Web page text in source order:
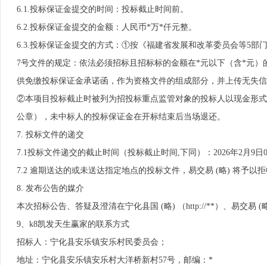
6.1.投标保证金提交的时间：投标截止时间前。
6.2.投标保证金提交的金额：人民币*万*仟元整。
6.3.投标保证金提交的方式：①按《福建省发展和改革委员会等5部
7号文件的规定：依法必须招标且招标标的金额在*元以下（含*元
供免缴投标保证金承诺函，作为资格文件的组成部分，并上传无失
②本项目投标截止时被列为招投标重点监管对象的投标人以现金形
公章），未中标人的投标保证金在开标结束后当场退还。
7. 投标文件的递交
7.1投标文件递交的截止时间（投标截止时间,下同）：2026年2月9
7.2 逾期送达的或未送达指定地点的投标文件，易交易 (略) 将予以
8. 发布公告的媒介
本次招标公告、答疑及澄清在宁化县国 (略) （http://**）、易交易
9、k8凯发天生赢家的联系方式
招标人：宁化县安乐镇安乐村民委员会；
地址：宁化县安乐镇安乐村大洋桥新村57号，邮编：*